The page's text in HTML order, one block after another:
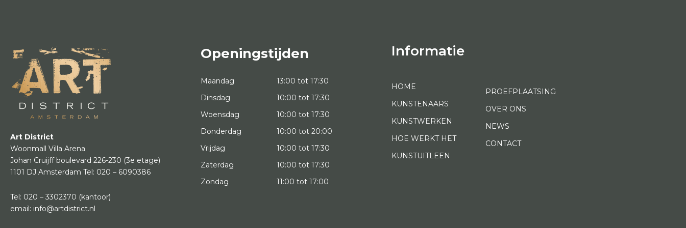
Art District
Woonmall Villa Arena
Johan Cruijff boulevard 226-230 (3e etage)
1101 DJ Amsterdam Tel: 020 – 6090386
Tel: 020 – 3302370 (kantoor)
email: info@artdistrict.nl
Openingstijden
Maandag
13:00 tot 17:30
Dinsdag
10:00 tot 17:30
Woensdag
10:00 tot 17:30
Donderdag
10:00 tot 20:00
Vrijdag
10:00 tot 17:30
Zaterdag
10:00 tot 17:30
Zondag
11:00 tot 17:00
Informatie
HOME
KUNSTENAARS
KUNSTWERKEN
HOE WERKT HET
KUNSTUITLEEN
PROEFPLAATSING
OVER ONS
NEWS
CONTACT